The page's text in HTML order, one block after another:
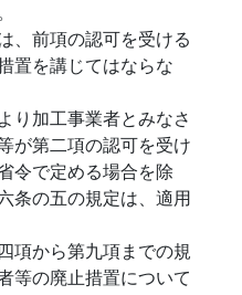
、前項の認可を受ける
置を講じてはならな
り加工事業者とみなさ
が第二項の認可を受け
令で定める場合を除
条の五の規定は、適用
項から第九項までの規
等の廃止措置について